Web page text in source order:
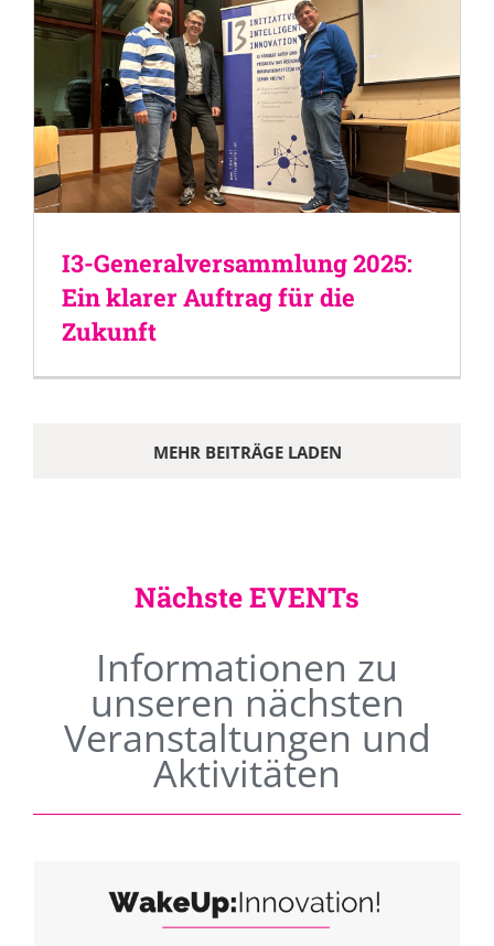
I3-Generalversammlung 2025:
Ein klarer Auftrag für die
Zukunft
MEHR BEITRÄGE LADEN
Nächste EVENTs
Informationen zu
unseren nächsten
Veranstaltungen und
Aktivitäten